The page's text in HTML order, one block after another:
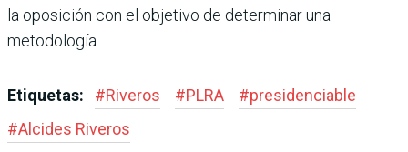
la oposición con el objetivo de determinar una
metodología.
Etiquetas: #Riveros #PLRA #presidenciable
#Alcides Riveros